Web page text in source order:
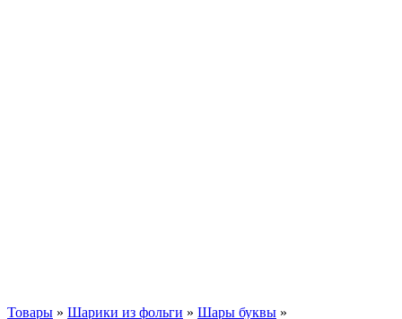
Товары » Шарики из фольги » Шары буквы »